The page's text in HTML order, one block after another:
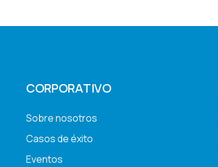
CORPORATIVO
Sobre nosotros
Casos de éxito
Eventos